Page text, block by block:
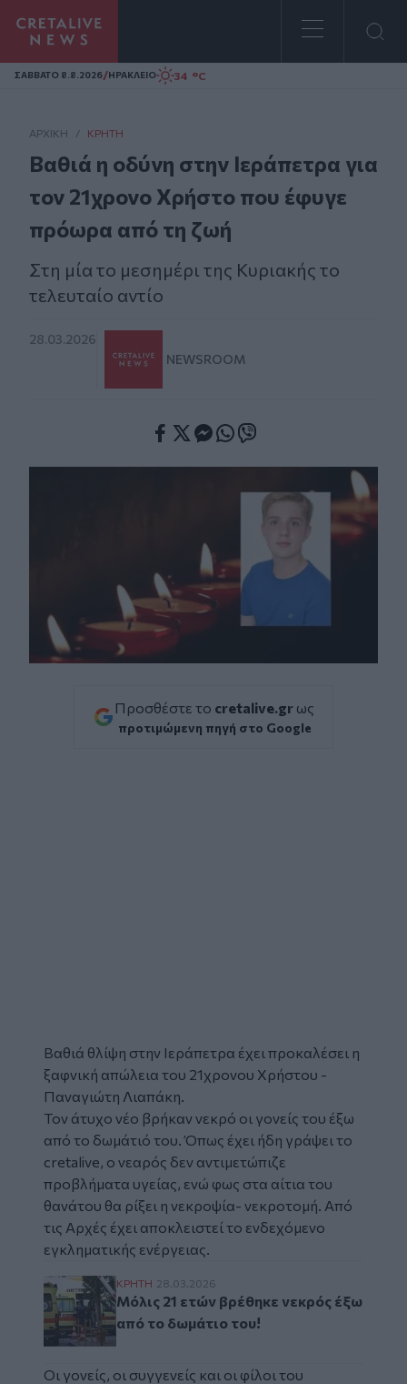
Homepage
ΣAΒΒΑΤΟ 8.8.2026/ΗΡΑΚΛΕΙΟ 34 °C
ΑΡΧΙΚΗ / ΚΡΉΤΗ
Βαθιά η οδύνη στην Ιεράπετρα για
τον 21χρονο Χρήστο που έφυγε
πρόωρα από τη ζωή
Στη μία το μεσημέρι της Κυριακής το
τελευταίο αντίο
28.03.2026
NEWSROOM
Προσθέστε το cretalive.gr ως
προτιμώμενη πηγή στο Google
Βαθιά θλίψη στην Ιεράπετρα έχει προκαλέσει η
ξαφνική απώλεια του 21χρονου Χρήστου -
Παναγιώτη Λιαπάκη.
Τον άτυχο νέο βρήκαν νεκρό οι γονείς του έξω
από το δωμάτιό του. Όπως έχει ήδη γράψει το
cretalive, o νεαρός δεν αντιμετώπιζε
προβλήματα υγείας, ενώ φως στα αίτια του
θανάτου θα ρίξει η νεκροψία- νεκροτομή. Από
τις Αρχές έχει αποκλειστεί το ενδεχόμενο
εγκληματικής ενέργειας.
Μόλις 21 ετών βρέθηκε νεκρός έξω από το
ΚΡΗΤΗ 28.03.2026
Μόλις 21 ετών βρέθηκε νεκρός έξω
από το δωμάτιο του!
Οι γονείς, οι συγγενείς και οι φίλοι του